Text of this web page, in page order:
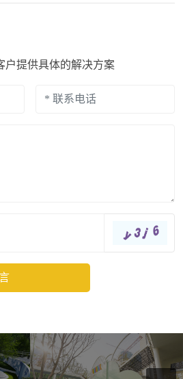
户提供具体的解决方案